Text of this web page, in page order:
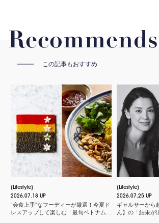
Recommends
この記事もおすすめ
Lifestyle
2026.07.18 UP
“会食上手”なフーディーが厳選！今夏ド
レスアップして楽しむ「最旬ベトナム料
Lifestyle
2026.07.25 UP
ギャルサーから
ん】の「結果が